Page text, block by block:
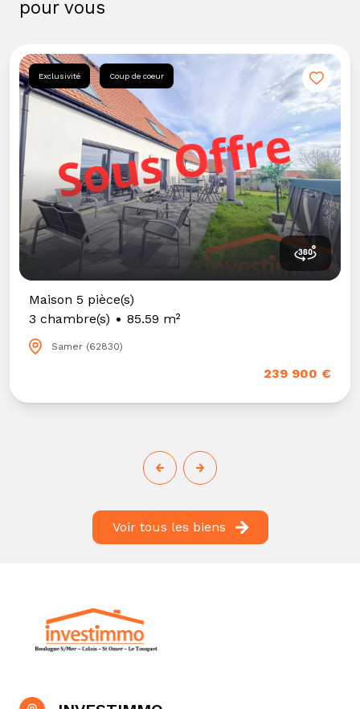
pour vous
Exclusivité Coup de coeur
Maison 5 pièce(s)
3 chambre(s)
85.59 m²
Samer (62830)
239 900 €
Voir tous les biens